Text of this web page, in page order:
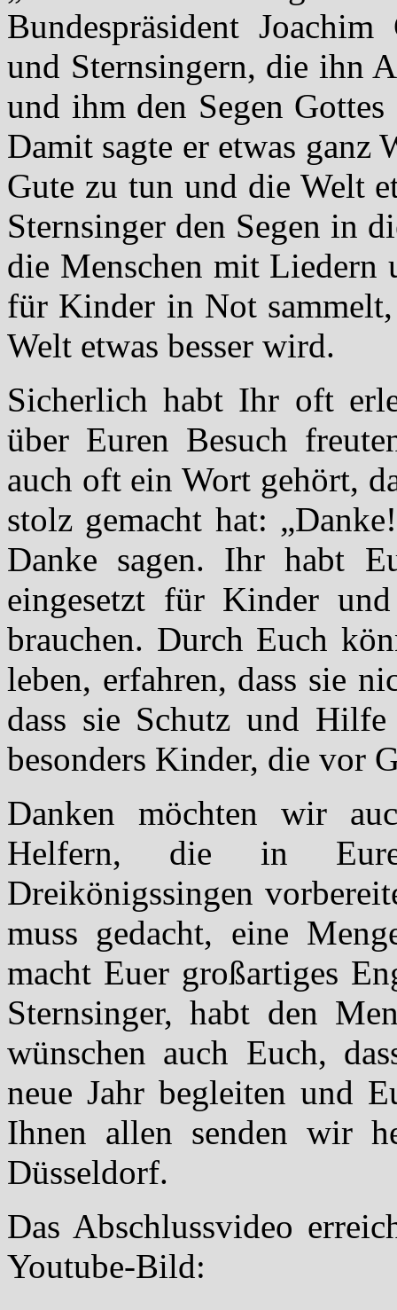
Bundespräsident
und Sternsingern, die ihn
und ihm den Segen
Damit sagte er etwas
Gute zu tun und die Welt
Sternsinger den Segen in
die Menschen mit Liedern
für Kinder in Not
Welt etwas besser wird.
Sicherlich habt Ihr oft
über Euren Besuch
auch oft ein Wort gehört,
stolz gemacht hat:
Danke sagen. Ihr habt
eingesetzt für Kinder
brauchen. Durch Euch
leben, erfahren, dass sie
dass sie Schutz und
besonders Kinder, die vor
Danken möchten wir
Helfern, die in
Dreikönigssingen
muss gedacht, eine
macht Euer großartiges
Sternsinger, habt den
wünschen auch Euch,
neue Jahr begleiten und
Ihnen allen senden wir
Düsseldorf.
Das Abschlussvideo
Youtube-Bild: